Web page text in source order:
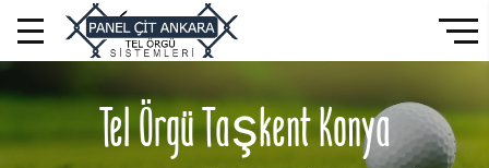
Tel Örgü Taşkent Konya